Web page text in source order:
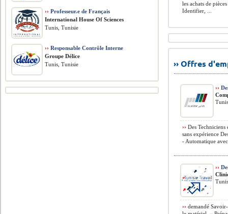
les achats de
Identifier, ...
›› Offres
››
›› Des
sans expérience
- Automatique
››
›› demandé
›› Professeur.e de Français
International House Of Sciences
Tunis, Tunisie
›› Responsable Contrôle Interne
Groupe Délice
Tunis, Tunisie